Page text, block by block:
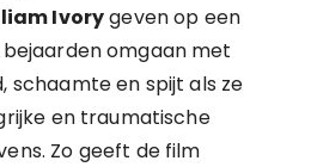
Ivorygeven op een
omgaan met
schaamte en spijt als ze
en traumatische
Zo geeft de film